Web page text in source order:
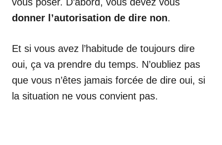
donner l’autorisation de dire non.
Et si vous avez l’habitude de toujours dire
oui, ça va prendre du temps. N’oubliez pas
que vous n’êtes jamais forcée de dire oui, si
la situation ne vous convient pas.